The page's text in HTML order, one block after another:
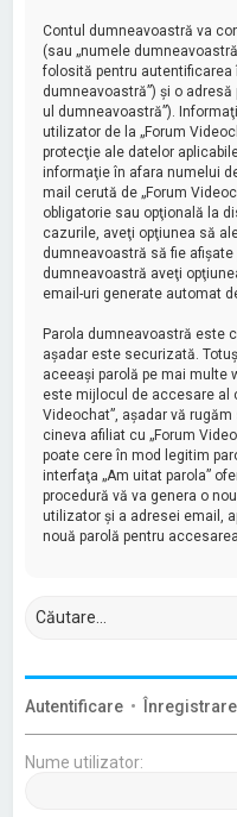
Contul dumneavoastră va
(sau „numele
folosită pentru autentificarea
dumneavoastră”) şi o
ul dumneavoastră”).
utilizator de la „Forum
protecţie ale datelor
informaţie în afara numelui
mail cerută de „Forum
obligatorie sau opţională la
cazurile, aveţi opţiunea să
dumneavoastră să fie
dumneavoastră aveţi
email-uri generate automat
Parola dumneavoastră este
aşadar este securizată.
aceeaşi parolă pe mai multe
este mijlocul de accesare al
Videochat”, aşadar vă
cineva afiliat cu „Forum
poate cere în mod legitim
interfaţa „Am uitat parola”
procedură vă va genera o
utilizator şi a adresei email,
nouă parolă pentru
Autentificare • Înregistrare
Nume utilizator: